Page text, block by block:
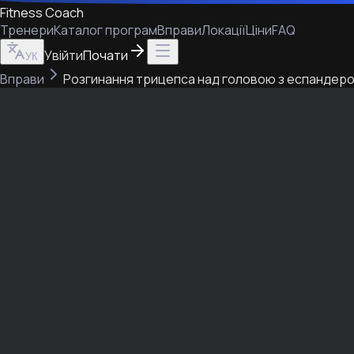
Fitness Coach
ТренериКаталог програмВправиЛокаціїЦіниFAQ
УК УвійтиПочати
Вправи
Розгинання трицепса над головою з